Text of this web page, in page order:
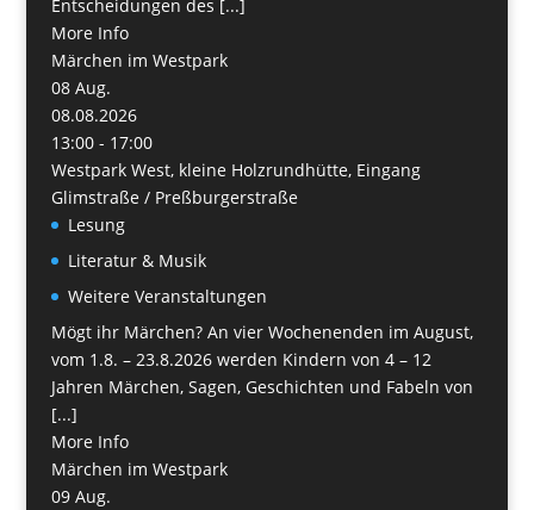
Entscheidungen des [...]
More Info
Märchen im Westpark
08 Aug.
08.08.2026
13:00 - 17:00
Westpark West, kleine Holzrundhütte, Eingang
Glimstraße / Preßburgerstraße
Lesung
Literatur & Musik
Weitere Veranstaltungen
Mögt ihr Märchen? An vier Wochenenden im August,
vom 1.8. – 23.8.2026 werden Kindern von 4 – 12
Jahren Märchen, Sagen, Geschichten und Fabeln von
[...]
More Info
Märchen im Westpark
09 Aug.